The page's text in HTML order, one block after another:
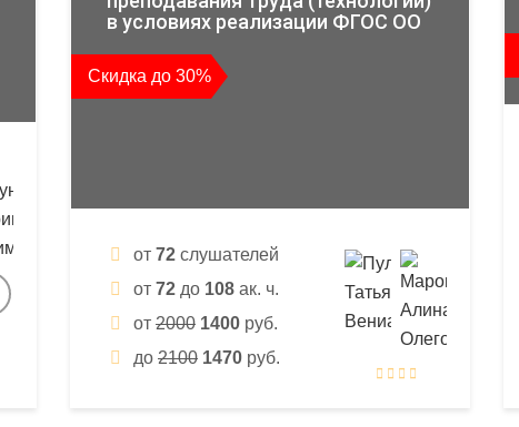
в условиях реализации ФГОС ОО
Скидка до 30%
от 72 слушателей
от 72 до 108 ак. ч.
от 2000 1400 руб.
до 2100 1470 руб.